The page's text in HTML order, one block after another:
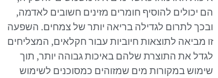
הם יכולים להוסיף חומרים מזינים חשובים לאדמה,
ובכך לתרום לגדילה בריאה יותר של צמחים. השפעה
זו מביאה לתוצאות חיוביות עבור חקלאים, המצליחים
לגדל את התוצרת שלהם באיכות גבוהה יותר, תוך
שימוש במקורות מים שמזוהים כמסוכנים לשימוש